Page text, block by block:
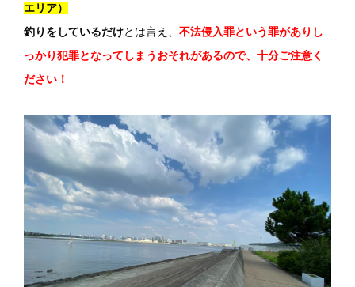
エリア）
釣りをしているだけとは言え、 不法侵入罪という罪がありし
っかり犯罪となってしまうおそれがあるので、十分ご注意く
ださい！